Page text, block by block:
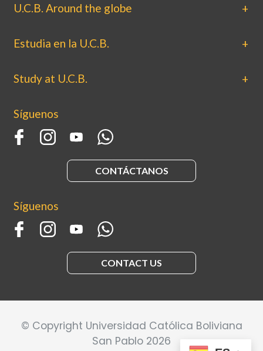
U.C.B. Around the globe
Estudia en la U.C.B.
Study at U.C.B.
Síguenos
CONTÁCTANOS
Síguenos
CONTACT US
© Copyright Universidad Católica Boliviana
San Pablo 2026